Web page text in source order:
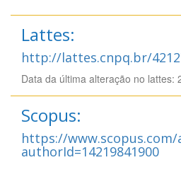
Lattes:
http://lattes.cnpq.br/
Data da última alteração no lattes:
Scopus:
https://
authorId=14219841900